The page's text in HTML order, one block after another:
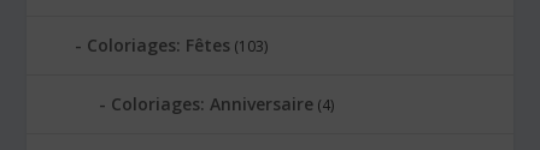
Coloriages: Fêtes (103)
Coloriages: Anniversaire (4)